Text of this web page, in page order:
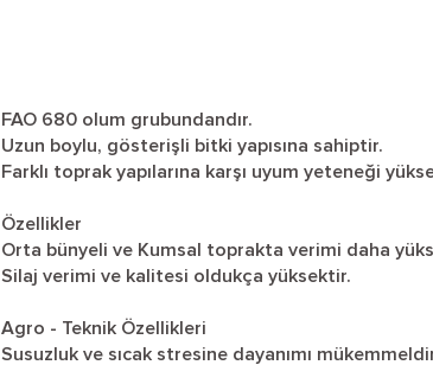
FAO 680 olum grubundandır.
Uzun boylu, gösterişli bitki yapısına sahiptir.
Farklı toprak yapılarına karşı uyum yeteneği
Özellikler
Orta bünyeli ve Kumsal toprakta verimi daha
Silaj verimi ve kalitesi oldukça yüksektir.
Agro - Teknik Özellikleri
Susuzluk ve sıcak stresine dayanımı